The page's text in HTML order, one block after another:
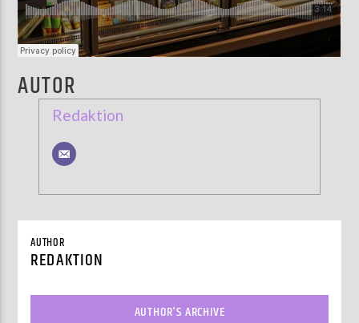
AUTOR
Redaktion
AUTHOR
REDAKTION
AUTHOR'S ARCHIVE